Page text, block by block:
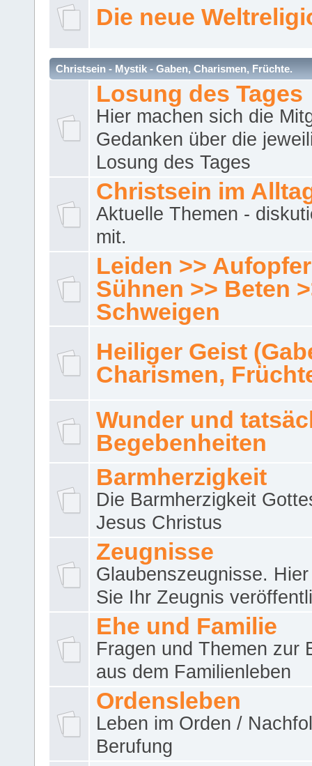
Die neue
Christsein - Mystik - Gaben, Charismen, Früchte.
Losung des Tages
Hier machen sich die
Gedanken über die
Losung des Tages
Christsein im
Aktuelle Themen -
mit.
Leiden >>
Sühnen >> Beten
Schweigen
Heiliger Geist
Charismen,
Wunder und
Begebenheiten
Barmherzigkeit
Die Barmherzigkeit
Jesus Christus
Zeugnisse
Glaubenszeugnisse.
Sie Ihr Zeugnis
Ehe und Familie
Fragen und Themen zur
aus dem Familienleben
Ordensleben
Leben im Orden /
Berufung